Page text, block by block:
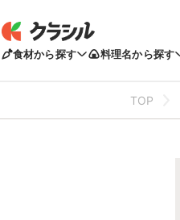
食材から探す 料理名から探す
TOP